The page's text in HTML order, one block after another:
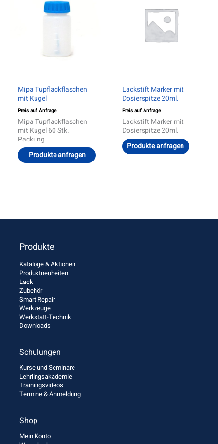
Mipa Tupflackflaschen
mit Kugel
Preis auf Anfrage
Mipa Tupflackflaschen
mit Kugel 60 Stk.
Packung
Produkte anfragen
Lackstift Marker mit
Dosierspitze 20ml.
Preis auf Anfrage
Lackstift Marker mit
Dosierspitze 20ml.
Produkte anfragen
Produkte
Kataloge & Aktionen
Produktneuheiten
Lack
Zubehör
Smart Repair
Werkzeuge
Werkstatt-Technik
Downloads
Schulungen
Kurse und Seminare
Lehrlingsakademie
Trainingsvideos
Termine & Anmeldung
Shop
Mein Konto